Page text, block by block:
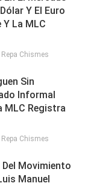
Y El Euro
La MLC
Repa Chismes
Sin
Informal
MLC Registra
Repa Chismes
Movimiento
Manuel